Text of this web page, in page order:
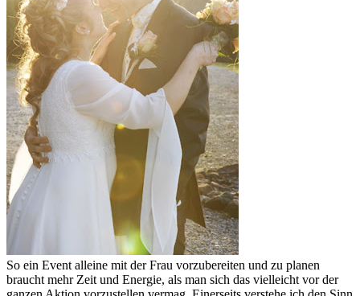
So ein Event alleine mit der Frau vorzubereiten und zu planen
braucht mehr Zeit und Energie, als man sich das vielleicht vor der